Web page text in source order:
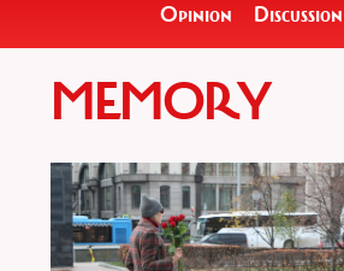
Opinion Discussion
MEMORY